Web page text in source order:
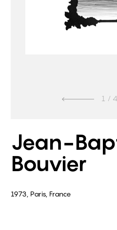
1 / 4
Jean-
Bouvier
1973, Paris, France